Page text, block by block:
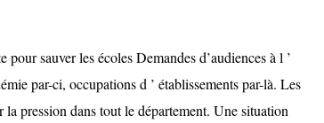
sauver les écoles Demandes d’audiences à l ’
par-ci, occupations d ’ établissements par-là. Les
la pression dans tout le département. Une situation